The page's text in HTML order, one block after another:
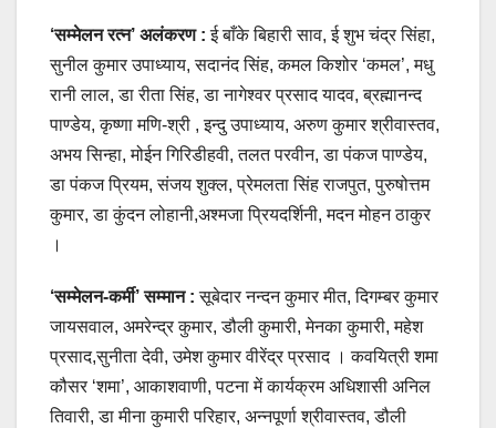
‘सम्मेलन रत्न’ अलंकरण :ई बाँके बिहारी साव, ई शुभ चंद्र सिंहा,
सुनील कुमार उपाध्याय, सदानंद सिंह, कमल किशोर ‘कमल’, मधु
रानी लाल, डा रीता सिंह, डा नागेश्वर प्रसाद यादव, ब्रह्मानन्द
पाण्डेय, कृष्णा मणि-श्री , इन्दु उपाध्याय, अरुण कुमार श्रीवास्तव,
अभय सिन्हा, मोईन गिरिडीहवी, तलत परवीन, डा पंकज पाण्डेय,
डा पंकज प्रियम, संजय शुक्ल, प्रेमलता सिंह राजपुत, पुरुषोत्तम
कुमार, डा कुंदन लोहानी,अश्मजा प्रियदर्शिनी, मदन मोहन ठाकुर
।
‘सम्मेलन-कर्मी’ सम्मान :सूबेदार नन्दन कुमार मीत, दिगम्बर कुमार
जायसवाल, अमरेन्द्र कुमार, डौली कुमारी, मेनका कुमारी, महेश
प्रसाद,सुनीता देवी, उमेश कुमार वीरेंद्र प्रसाद । कवयित्री शमा
कौसर ‘शमा’, आकाशवाणी, पटना में कार्यक्रम अधिशासी अनिल
तिवारी, डा मीना कुमारी परिहार, अन्नपूर्णा श्रीवास्तव, डौली